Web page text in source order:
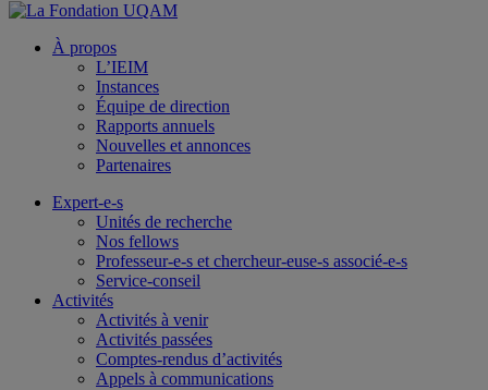
À propos
L’IEIM
Instances
Équipe de direction
Rapports annuels
Nouvelles et annonces
Partenaires
Expert-e-s
Unités de recherche
Nos fellows
Professeur-e-s et chercheur-euse-s associé-e-s
Service-conseil
Activités
Activités à venir
Activités passées
Comptes-rendus d’activités
Appels à communications